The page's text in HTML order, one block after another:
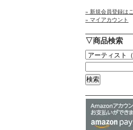
» 新規会員登録は
» マイアカウント
▽商品検索